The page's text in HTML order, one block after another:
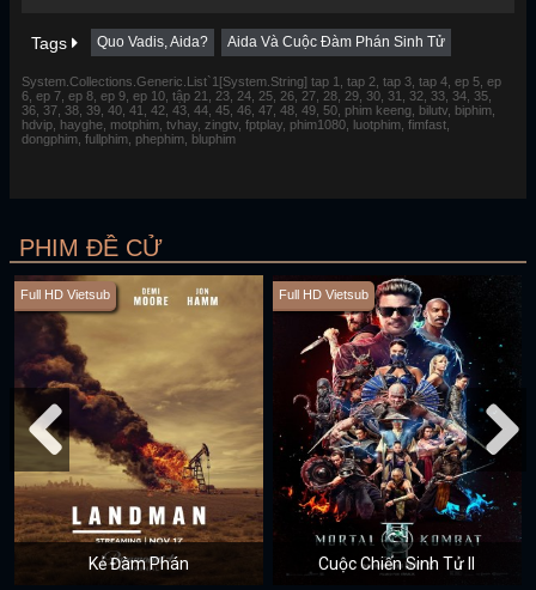
Tags Quo Vadis, Aida? Aida Và Cuộc Đàm Phán Sinh Tử
System.Collections.Generic.List`1[System.String] tap 1, tap 2, tap 3, tap 4, ep 5, ep
6, ep 7, ep 8, ep 9, ep 10, tập 21, 23, 24, 25, 26, 27, 28, 29, 30, 31, 32, 33, 34, 35,
36, 37, 38, 39, 40, 41, 42, 43, 44, 45, 46, 47, 48, 49, 50, phim keeng, bilutv, biphim,
hdvip, hayghe, motphim, tvhay, zingtv, fptplay, phim1080, luotphim, fimfast,
dongphim, fullphim, phephim, bluphim
PHIM ĐỀ CỬ
Full HD Vietsub
Kẻ Đàm Phán
Full HD Vietsub
Cuộc Chiến Sinh Tử II